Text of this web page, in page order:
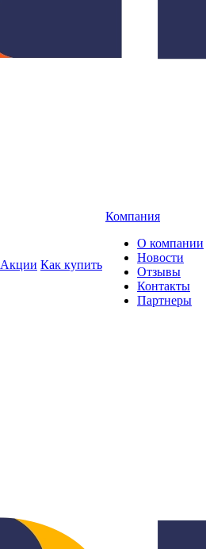
Акции Как купить
Компания
О компании
Новости
Отзывы
Контакты
Партнеры